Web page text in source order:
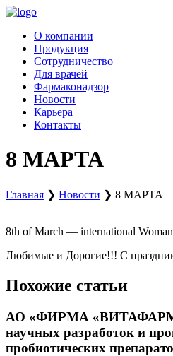
Перейти
содержимому
О компании
Продукция
Сотрудничество
Для врачей
Фармаконадзор
Новости
Карьера
Контакты
8 МАРТА
Главная ❯ Новости ❯ 8 МАРТА
8th of March — international
Любимые и Дорогие!!! С
Похожие статьи
АО «ФИРМА
научных разработок и
пробиотических